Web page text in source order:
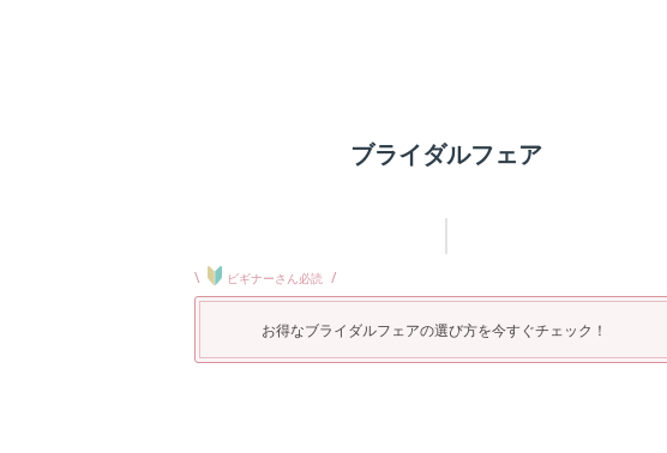
ブライダルフェア
\ ビギナーさん必読 /
お得なブライダルフェアの選び方を今すぐチェック！